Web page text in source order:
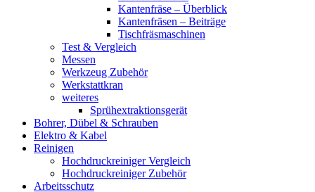
Kantenfräse – Überblick
Kantenfräsen – Beiträge
Tischfräsmaschinen
Test & Vergleich
Messen
Werkzeug Zubehör
Werkstattkran
weiteres
Sprühextraktionsgerät
Bohrer, Dübel & Schrauben
Elektro & Kabel
Reinigen
Hochdruckreiniger Vergleich
Hochdruckreiniger Zubehör
Arbeitsschutz